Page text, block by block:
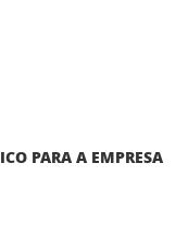
PARA A EMPRESA